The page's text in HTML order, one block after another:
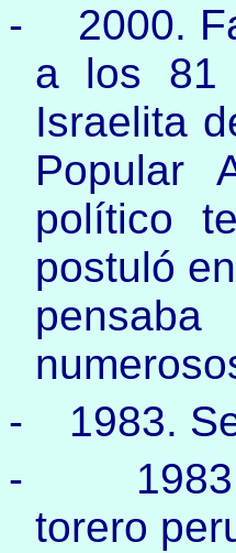
-
2000.
a los 81
Israelita
Popular
político
postuló
-
1983.
-
torero